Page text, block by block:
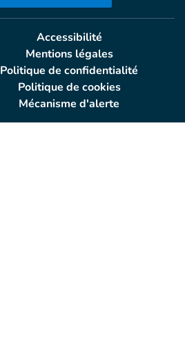
Accessibilité
Mentions légales
Politique de confidentialité
Politique de cookies
Mécanisme d'alerte